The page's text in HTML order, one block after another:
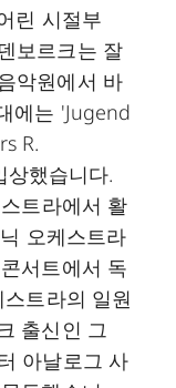
린 시절부
보르크는 잘
악원에서 바
에는 'Jugend
R.
상했습니다.
트라에서 활
오케스트라
서트에서 독
트라의 일원
출신인 그
아날로그 사